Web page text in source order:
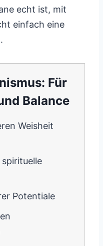
echt ist, mit
einfach eine
Für
Balance
Weisheit
spirituelle
Potentiale